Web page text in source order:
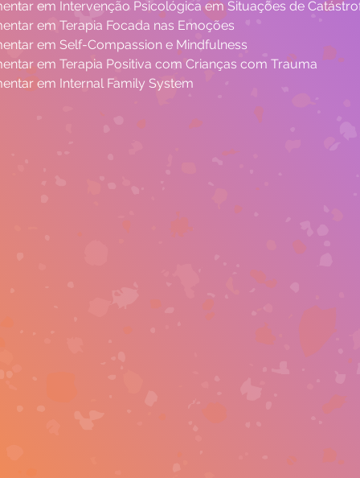
em Intervenção Psicológica em Situações de
em Terapia Focada nas Emoções
em Self-Compassion e Mindfulness
em Terapia Positiva com Crianças com Trauma
em Internal Family System